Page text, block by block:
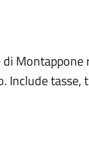
Include